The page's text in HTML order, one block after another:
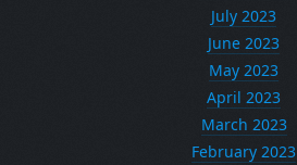
July 2023
June 2023
May 2023
April 2023
March 2023
February 2023